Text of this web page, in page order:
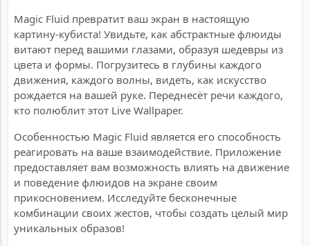
Magic Fluid превратит ваш экран в настоящую
картину-кубиста! Увидьте, как абстрактные флюиды
витают перед вашими глазами, образуя шедевры из
цвета и формы. Погрузитесь в глубины каждого
движения, каждого волны, видеть, как искусство
рождается на вашей руке. Переднесёт речи каждого,
кто полюблит этот Live Wallpaper.
Особенностью Magic Fluid является его способность
реагировать на ваше взаимодействие. Приложение
предоставляет вам возможность влиять на движение
и поведение флюидов на экране своим
прикосновением. Исследуйте бесконечные
комбинации своих жестов, чтобы создать целый мир
уникальных образов!